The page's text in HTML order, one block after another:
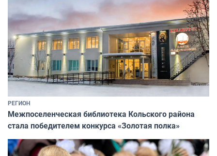
РЕГИОН
Межпоселенческая библиотека Кольского района
стала победителем конкурса «Золотая полка»